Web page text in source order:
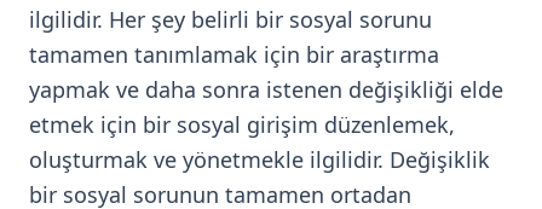
ilgilidir. Her şey belirli bir sosyal sorunu
tamamen tanımlamak için bir araştırma
yapmak ve daha sonra istenen değişikliği elde
etmek için bir sosyal girişim düzenlemek,
oluşturmak ve yönetmekle ilgilidir. Değişiklik
bir sosyal sorunun tamamen ortadan